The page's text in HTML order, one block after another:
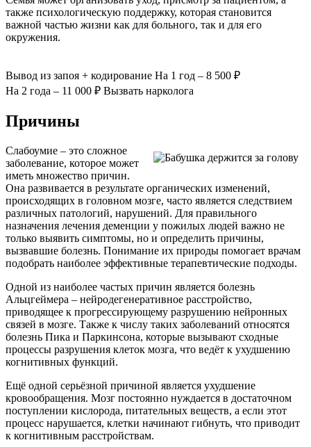
также психологическую поддержку, которая становится
важной частью жизни как для больного, так и для его
окружения.
Вывод из запоя + кодирование На 1 год – 8 500 ₽
На 2 года – 11 000 ₽ Вызвать нарколога
Причины
Слабоумие – это сложное
заболевание, которое может
иметь множество причин.
Она развивается в результате органических изменений,
происходящих в головном мозге, часто является следствием
различных патологий, нарушений. Для правильного
назначения лечения деменции у пожилых людей важно не
только выявить симптомы, но и определить причины,
вызвавшие болезнь. Понимание их природы помогает врачам
подобрать наиболее эффективные терапевтические подходы.
Одной из наиболее частых причин является болезнь
Альцгеймера – нейродегенеративное расстройство,
приводящее к прогрессирующему разрушению нейронных
связей в мозге. Также к числу таких заболеваний относятся
болезнь Пика и Паркинсона, которые вызывают сходные
процессы разрушения клеток мозга, что ведёт к ухудшению
когнитивных функций.
Ещё одной серьёзной причиной является ухудшение
кровообращения. Мозг постоянно нуждается в достаточном
поступлении кислорода, питательных веществ, а если этот
процесс нарушается, клетки начинают гибнуть, что приводит
к когнитивным расстройствам.